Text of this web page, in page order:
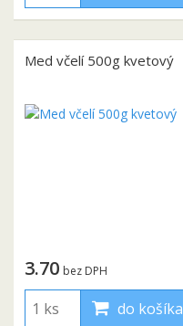
Med včelí 500g kvetový
3.70 bez DPH
do košíka